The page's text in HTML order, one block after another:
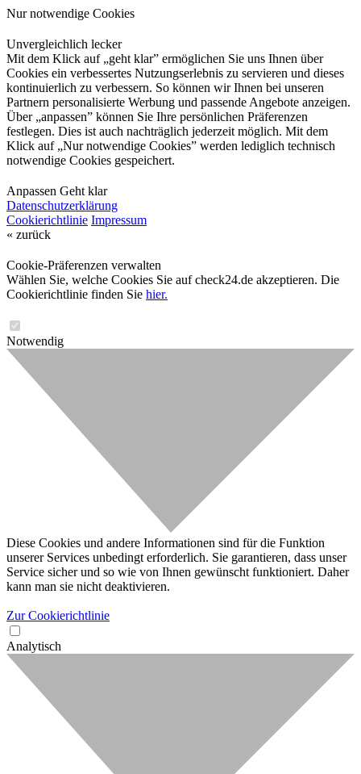
Nur notwendige Cookies
Unvergleichlich lecker
Mit dem Klick auf „geht klar” ermöglichen Sie uns Ihnen über
Cookies ein verbessertes Nutzungserlebnis zu servieren und dieses
kontinuierlich zu verbessern. So können wir Ihnen bei unseren
Partnern personalisierte Werbung und passende Angebote anzeigen.
Über „anpassen” können Sie Ihre persönlichen Präferenzen
festlegen. Dies ist auch nachträglich jederzeit möglich. Mit dem
Klick auf „Nur notwendige Cookies” werden lediglich technisch
notwendige Cookies gespeichert.
Anpassen Geht klar
Datenschutzerklärung
Cookierichtlinie Impressum
« zurück
Cookie-Präferenzen verwalten
Wählen Sie, welche Cookies Sie auf check24.de akzeptieren. Die
Cookierichtlinie finden Sie hier.
Notwendig
Diese Cookies und andere Informationen sind für die Funktion
unserer Services unbedingt erforderlich. Sie garantieren, dass unser
Service sicher und so wie von Ihnen gewünscht funktioniert. Daher
kann man sie nicht deaktivieren.
Zur Cookierichtlinie
Analytisch